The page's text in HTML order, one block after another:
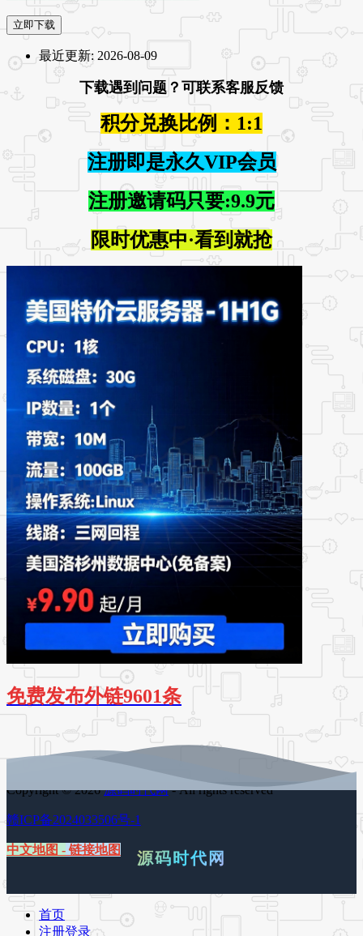
立即下载
最近更新: 2026-08-09
下载遇到问题？可联系客服反馈
积分兑换比例：1:1
注册即是永久VIP会员
注册邀请码只要:9.9元
限时优惠中·看到就抢
免费发布外链9601条
Copyright © 2026源码时代网- All rights reserved
赣ICP备2024033506号-1
中文地图 - 链接地图 源码时代网
首页
注册登录